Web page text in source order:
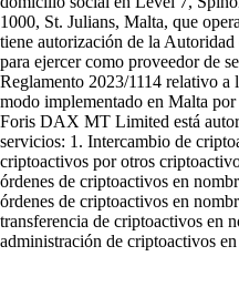
1000, St. Julians, Malta, que
tiene autorización de la
para ejercer como proveedor de
Reglamento 2023/1114 relativo a
modo implementado en Malta
Foris DAX MT Limited está
servicios: 1. Intercambio de
criptoactivos por otros
órdenes de criptoactivos en
órdenes de criptoactivos en
transferencia de criptoactivos en
administración de criptoactivos